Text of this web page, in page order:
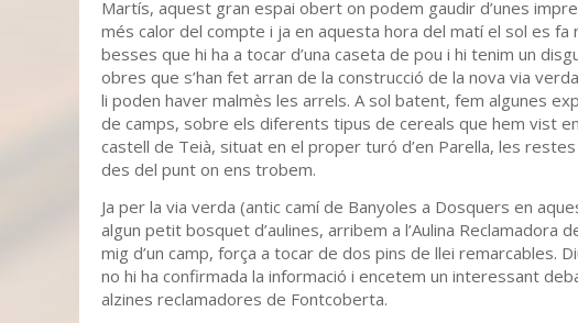
Martís, aquest gran espai obert on podem gaudir d’unes
més calor del compte i ja en aquesta hora del matí el sol es
besses que hi ha a tocar d’una caseta de pou i hi tenim un
obres que s’han fet arran de la construcció de la nova via
li poden haver malmès les arrels. A sol batent, fem algunes
de camps, sobre els diferents tipus de cereals que hem vist
castell de Teià, situat en el proper turó d’en Parella, les
des del punt on ens trobem.
Ja per la via verda (antic camí de Banyoles a Dosquers en
algun petit bosquet d’aulines, arribem a l’Aulina Reclamadora
mig d’un camp, força a tocar de dos pins de llei remarcables.
no hi ha confirmada la informació i encetem un interessant
alzines reclamadores de Fontcoberta.